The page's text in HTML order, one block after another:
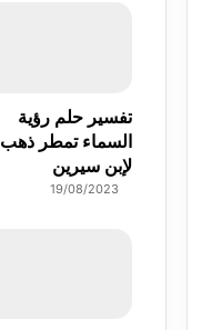
تفسير حلم رؤية
السماء تمطر ذهب
لإبن سيرين
19/08/2023